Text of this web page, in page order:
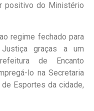
positivo do Ministério
regime fechado para
graças a um
de Encanto
lo na Secretaria
Esportes da cidade,